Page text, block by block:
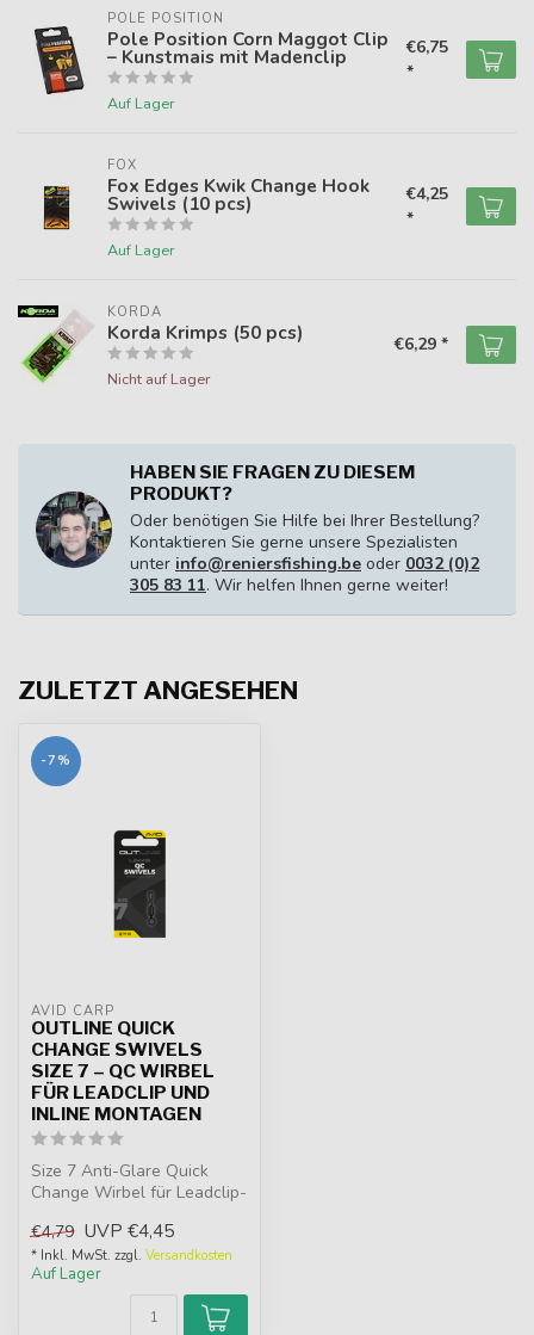
POLE POSITION
Pole Position Corn Maggot Clip
– Kunstmais mit Madenclip
Auf Lager
€6,75
*
FOX
Fox Edges Kwik Change Hook
Swivels (10 pcs)
Auf Lager
€4,25
*
KORDA
Korda Krimps (50 pcs)
Nicht auf Lager
€6,29 *
HABEN SIE FRAGEN ZU DIESEM
PRODUKT?
Oder benötigen Sie Hilfe bei Ihrer Bestellung?
Kontaktieren Sie gerne unsere Spezialisten
unter info@reniersfishing.be oder 0032 (0)2
305 83 11. Wir helfen Ihnen gerne weiter!
ZULETZT ANGESEHEN
-7%
AVID CARP
OUTLINE QUICK
CHANGE SWIVELS
SIZE 7 – QC WIRBEL
FÜR LEADCLIP UND
INLINE MONTAGEN
Size 7 Anti-Glare Quick
Change Wirbel für Leadclip-
Entwick...
€4,79 UVP €4,45
* Inkl. MwSt. zzgl. Versandkosten
Auf Lager